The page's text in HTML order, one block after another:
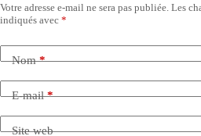
Votre adresse e-mail ne sera pas publiée. Les
indiqués avec *
Nom*
E-mail*
Site web